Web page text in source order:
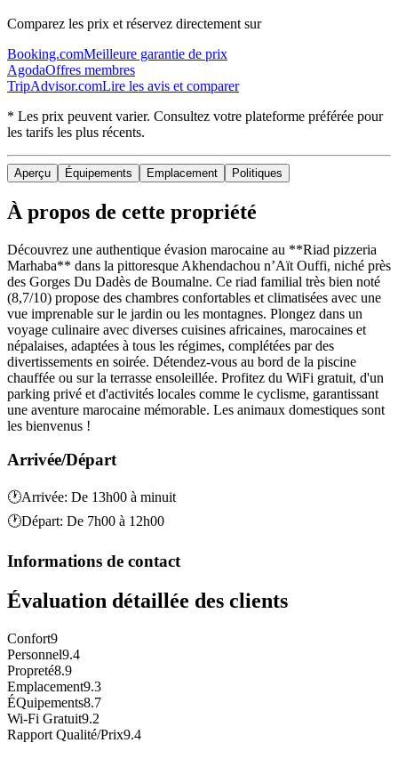
Comparez les prix et réservez directement sur
Booking.comMeilleure garantie de prix
AgodaOffres membres
TripAdvisor.comLire les avis et comparer
* Les prix peuvent varier. Consultez votre plateforme préférée pour
les tarifs les plus récents.
Aperçu Équipements Emplacement Politiques
À propos de cette propriété
Découvrez une authentique évasion marocaine au **Riad pizzeria
Marhaba** dans la pittoresque Akhendachou nʼAït Ouffi, niché près
des Gorges Du Dadès de Boumalne. Ce riad familial très bien noté
(8,7/10) propose des chambres confortables et climatisées avec une
vue imprenable sur le jardin ou les montagnes. Plongez dans un
voyage culinaire avec diverses cuisines africaines, marocaines et
népalaises, adaptées à tous les régimes, complétées par des
divertissements en soirée. Détendez-vous au bord de la piscine
chauffée ou sur la terrasse ensoleillée. Profitez du WiFi gratuit, d'un
parking privé et d'activités locales comme le cyclisme, garantissant
une aventure marocaine mémorable. Les animaux domestiques sont
les bienvenus !
Arrivée/Départ
🕐Arrivée: De 13h00 à minuit
🕐Départ: De 7h00 à 12h00
Informations de contact
Évaluation détaillée des clients
Confort9
Personnel9.4
Propreté8.9
Emplacement9.3
ÉQuipements8.7
Wi-Fi Gratuit9.2
Rapport Qualité/Prix9.4